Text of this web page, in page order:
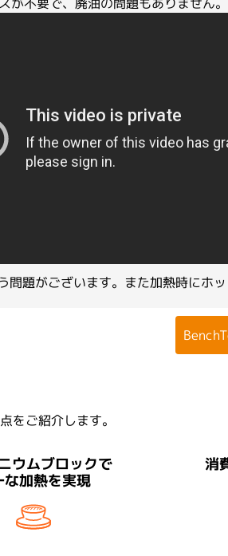
Syncell
題がございます。また加熱時にホ
をご紹介します。
ウムブロックで
な加熱を実現
消